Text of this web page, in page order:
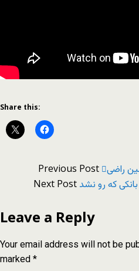
Share this:
Previous Post راضی
Next Post
Leave a Reply
Your email address will not be
marked*